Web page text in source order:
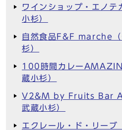
ワインショップ・エノテ
小杉）
自然食品F&F marche（
杉）
100時間カレー
蔵小杉）
V2&M by Fruits Bar
武蔵小杉）
エクレール・ド・リーブ